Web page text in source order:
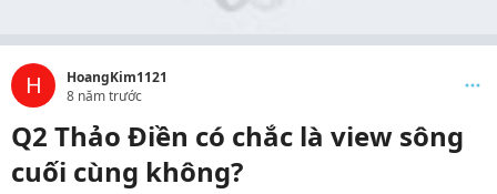
H
HoangKim1121
8 năm trước
Q2 Thảo Điền có chắc là view sông
cuối cùng không?